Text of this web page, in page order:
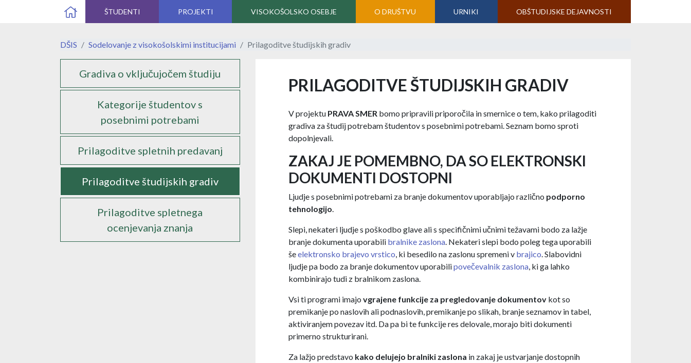
ŠTUDENTI PROJEKTI VISOKOŠOLSKO OSEBJE O DRUŠTVU URNIKI OBŠTUDIJSKE DEJAVNOSTI
DŠIS Sodelovanje z visokošolskimi institucijami
Prilagoditve študijskih gradiv
Gradiva o vključujočem študiju
Kategorije študentov s
posebnimi potrebami
Prilagoditve spletnih predavanj
Prilagoditve študijskih gradiv
Prilagoditve spletnega
ocenjevanja znanja
PRILAGODITVE ŠTUDIJSKIH GRADIV
V projektu PRAVA SMERbomo pripravili priporočila in smernice o tem, kako prilagoditi
gradiva za študij potrebam študentov s posebnimi potrebami. Seznam bomo sproti
dopolnjevali.
ZAKAJ JE POMEMBNO, DA SO ELEKTRONSKI
DOKUMENTI DOSTOPNI
Ljudje s posebnimi potrebami za branje dokumentov uporabljajo različno podporno
tehnologijo.
Slepi, nekateri ljudje s poškodbo glave ali s specifičnimi učnimi težavami bodo za lažje
branje dokumenta uporabili bralnike zaslona. Nekateri slepi bodo poleg tega uporabili
šeelektronsko brajevo vrstico, ki besedilo na zaslonu spremeni v brajico. Slabovidni
ljudje pa bodo za branje dokumentov uporabilipovečevalnik zaslona, ki ga lahko
kombinirajo tudi z bralnikom zaslona.
Vsi ti programi imajo vgrajene funkcije za pregledovanje dokumentovkot so
premikanje po naslovih ali podnaslovih, premikanje po slikah, branje seznamov in tabel,
aktiviranjem povezav itd. Da pa bi te funkcije res delovale, morajo biti dokumenti
primerno strukturirani.
Za lažjo predstavo kako delujejo bralniki zaslona in zakaj je ustvarjanje dostopnih